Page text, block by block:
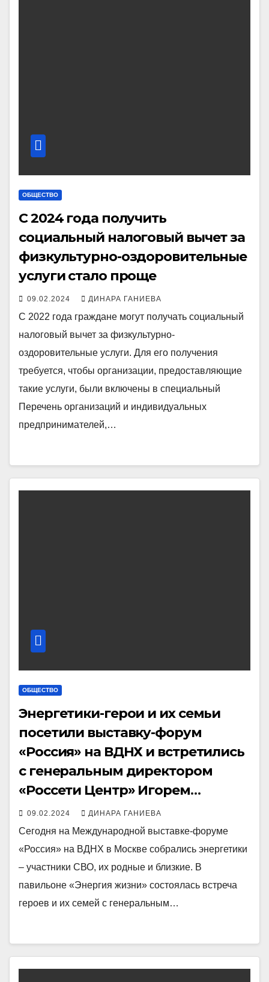
ОБЩЕСТВО
С 2024 года получить
социальный налоговый вычет за
физкультурно-оздоровительные
услуги стало проще
09.02.2024 ДИНАРА ГАНИЕВА
С 2022 года граждане могут получать социальный
налоговый вычет за физкультурно-
оздоровительные услуги. Для его получения
требуется, чтобы организации, предоставляющие
такие услуги, были включены в специальный
Перечень организаций и индивидуальных
предпринимателей,…
ОБЩЕСТВО
Энергетики-герои и их семьи
посетили выставку-форум
«Россия» на ВДНХ и встретились
с генеральным директором
«Россети Центр» Игорем
Маковским
09.02.2024 ДИНАРА ГАНИЕВА
Сегодня на Международной выставке-форуме
«Россия» на ВДНХ в Москве собрались энергетики
– участники СВО, их родные и близкие. В
павильоне «Энергия жизни» состоялась встреча
героев и их семей с генеральным…